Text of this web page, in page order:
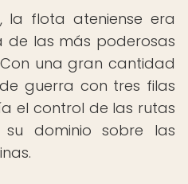
la flota ateniense era
de las más poderosas
una gran cantidad
guerra con tres filas
el control de las rutas
dominio sobre las